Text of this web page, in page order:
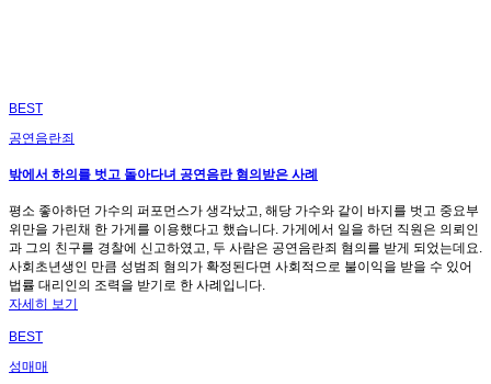
BEST
공연음란죄
밖에서 하의를 벗고 돌아다녀 공연음란 혐의받은 사례
평소 좋아하던 가수의 퍼포먼스가 생각났고, 해당 가수와 같이 바지를 벗고 중요부
위만을 가린채 한 가게를 이용했다고 했습니다. 가게에서 일을 하던 직원은 의뢰인
과 그의 친구를 경찰에 신고하였고, 두 사람은 공연음란죄 혐의를 받게 되었는데요.
사회초년생인 만큼 성범죄 혐의가 확정된다면 사회적으로 불이익을 받을 수 있어
법률 대리인의 조력을 받기로 한 사례입니다.
자세히 보기
BEST
성매매